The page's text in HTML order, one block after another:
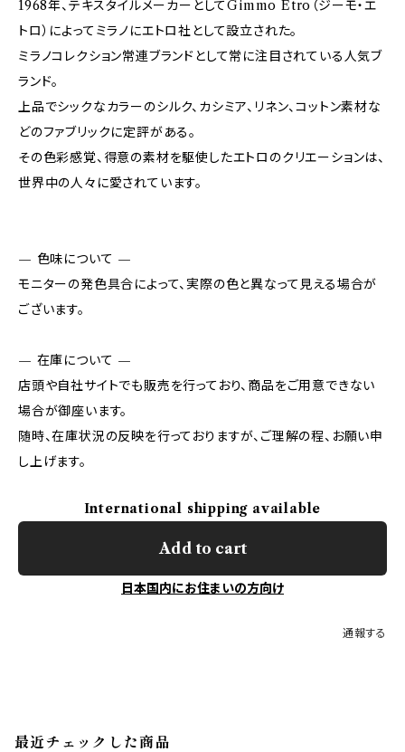
1968年、テキスタイルメーカーとしてGimmo Etro（ジーモ・エ
トロ）によってミラノにエトロ社として設立された。
ミラノコレクション常連ブランドとして常に注目されている人気ブ
ランド。
上品でシックなカラーのシルク、カシミア、リネン、コットン素材な
どのファブリックに定評がある。
その色彩感覚、得意の素材を駆使したエトロのクリエーションは、
世界中の人々に愛されています。
— 色味について —
モニターの発色具合によって、実際の色と異なって見える場合が
ございます。
— 在庫について —
店頭や自社サイトでも販売を行っており、商品をご用意できない
場合が御座います。
随時、在庫状況の反映を行っておりますが、ご理解の程、お願い申
し上げます。
International shipping available
Add to cart
日本国内にお住まいの方向け
通報する
最近チェックした商品